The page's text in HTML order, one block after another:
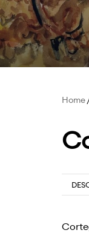
Home